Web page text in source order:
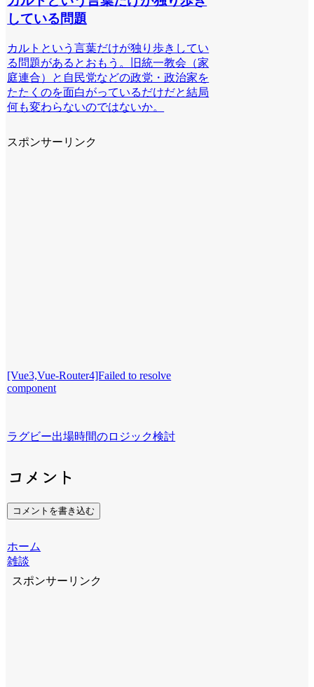
している問題
カルトという言葉だけが独り歩きしてい
る問題があるとおもう。旧統一教会（家
庭連合）と自民党などの政党・政治家を
たたくのを面白がっているだけだと結局
何も変わらないのではないか。
スポンサーリンク
[Vue3,Vue-Router4]Failed to resolve
component
ラグビー出場時間のロジック検討
コメント
コメントを書き込む
ホーム
雑談
スポンサーリンク